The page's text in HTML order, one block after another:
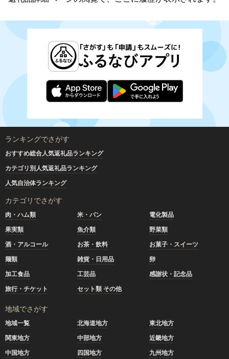
ランキングでさがす
おすすめ総合人気返礼品ランキング
カテゴリ別人気返礼品ランキング
人気自治体ランキング
カテゴリでさがす
肉・ハム類 米・パン
電化製品
果実類
魚介類
野菜類
酒・アルコール
お茶・飲料
お菓子・スイーツ
麺類
雑貨・日用品
卵
加工食品
工芸品
感謝状・記念品
旅行・チケット
セット類 その他
地域でさがす
地域一覧 北海道地方
東北地方
関東地方
中部地方
近畿地方
中国地方
四国地方 九州地方